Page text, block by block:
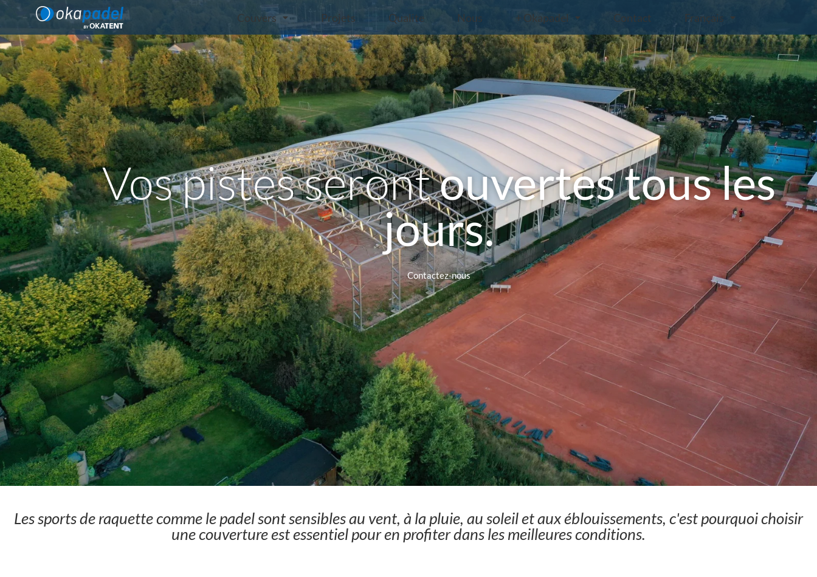
Couvers Projets Qualite Nous + Okapadel Contact Français
Vos pistes serontouvertes tous les
jours.
Contactez-nous
Les sports de raquette comme le padel sont sensibles au vent, à la pluie, au soleil et aux éblouissements, c'est pourquoi choisir
une couverture est essentiel pour en profiter dans les meilleures conditions.